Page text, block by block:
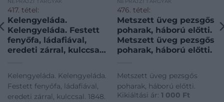
NÉPRAJZI TÁRGYAK
417. tétel:
Kelengyeláda.
Kelengyeláda. Festett
fenyőfa, ládafiával,
eredeti zárral, kulccsal.
Kelengyeláda. Kelengyeláda.
Festett fenyőfa, ládafiával,
eredeti zárral, kulccsal. 1848.
NÉPRAJZI TÁRGYAK
476. tétel:
Metszett üveg pezsgős
poharak, háború előtti.
Metszett üveg pezsgős
poharak, háború előtti.
Metszett üveg pezsgős
poharak, háború előtti.
Kikiáltási ár: 1 000 Ft